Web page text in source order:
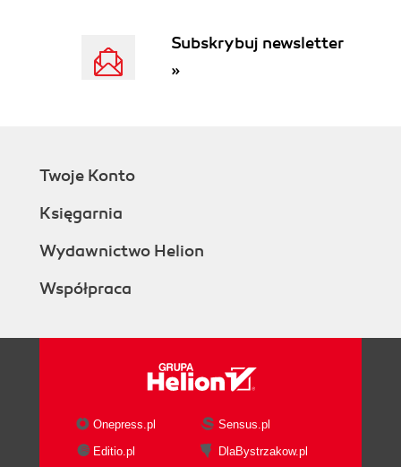
Subskrybuj newsletter
»
Twoje Konto
Księgarnia
Wydawnictwo Helion
Współpraca
Onepress.pl
Sensus.pl
Editio.pl
DlaBystrzakow.pl